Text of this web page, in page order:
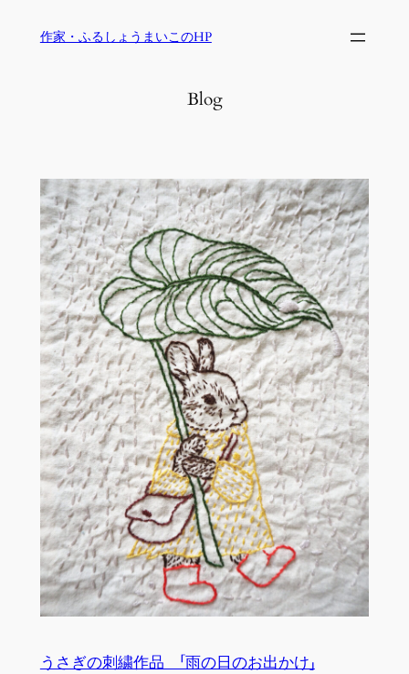
作家・ふるしょうまいこのHP
Blog
うさぎの刺繍作品 「雨の日のお出かけ」